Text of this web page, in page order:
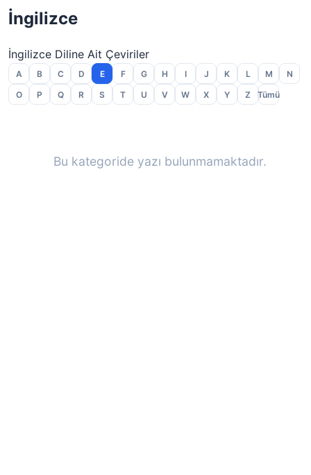
İngilizce
İngilizce Diline Ait Çeviriler
A B C D E F G H I J K L M
N
O
P Q R S T U V W X Y Z Tümü
Bu kategoride yazı bulunmamaktadır.